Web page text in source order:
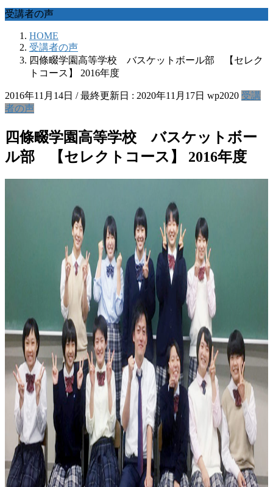
受講者の声
HOME
受講者の声
四條畷学園高等学校 バスケットボール部 【セレク
トコース】 2016年度
2016年11月14日 / 最終更新日 : 2020年11月17日 wp2020 受講
者の声
四條畷学園高等学校 バスケットボー
ル部 【セレクトコース】 2016年度